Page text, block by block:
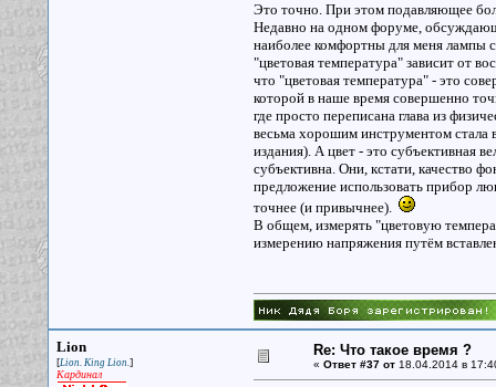
Это точно. При этом подавляющее
Недавно на одном форуме,
наиболее комфортны для меня лампы
"цветовая температура" зависит от
что "цветовая температура" - это
которой в наше время совершенно
где просто переписана глава из
весьма хорошим инструментом стала
издания). А цвет - это субъективная
субъективна. Они, кстати, качество
предложение использовать прибор
точнее (и привычнее).
В общем, измерять "цветовую
измерению напряжения путём
Lion
[Lion. King Lion.]
Кардинал
Re: Что такое время ?
« Ответ #37 от18.04.2014 в